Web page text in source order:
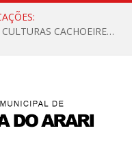
A VALORIZAÇÃO DAS HISTÓRIAS E CULTURAS CACHOEIRENSES